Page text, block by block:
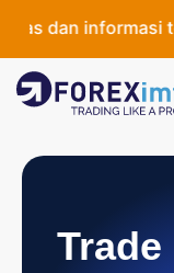
dan informasi